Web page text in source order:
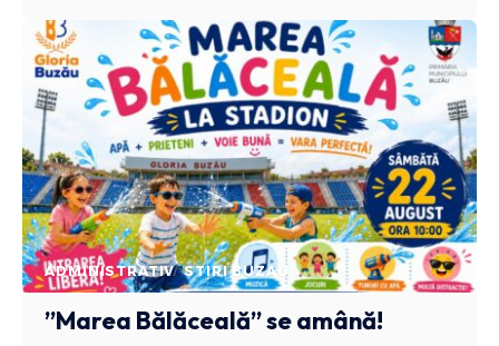
ADMINISTRATIV STIRI BUZAU
”Marea Bălăceală” se amână!